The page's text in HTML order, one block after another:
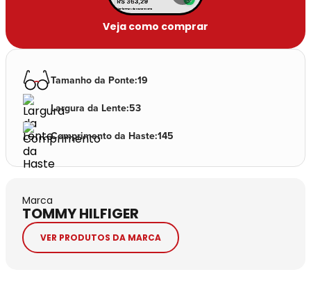
Veja como comprar
Tamanho da Ponte:19
Largura da Lente:53
Comprimento da Haste:145
Marca
TOMMY HILFIGER
VER PRODUTOS DA MARCA